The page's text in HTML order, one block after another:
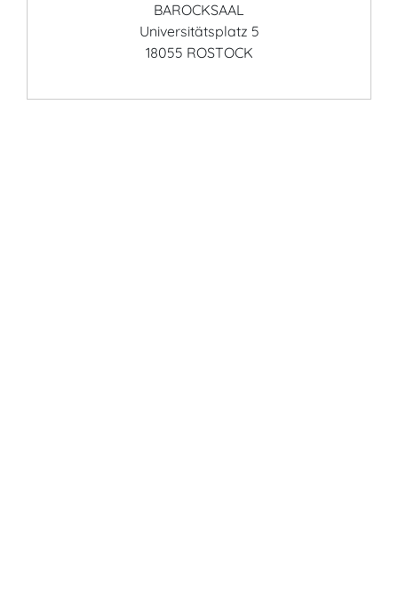
BAROCKSAAL
Universitätsplatz 5
18055 ROSTOCK